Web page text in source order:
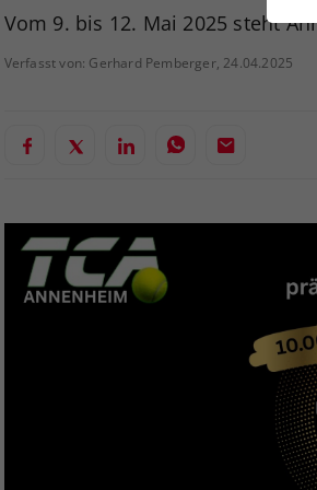
Vom 9. bis 12. Mai 2025 steht
Verfasst von: Gerhard Pemberger, 24.04.2025